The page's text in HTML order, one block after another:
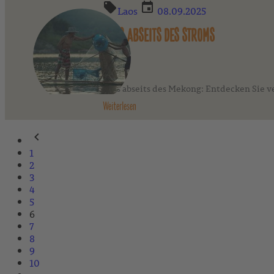
Laos 08.09.2025
LAOS ABSEITS DES STROMS
Laos abseits des Mekong: Entdecken
Weiterlesen
1
2
3
4
5
6
7
8
9
10